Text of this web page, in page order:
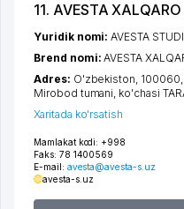
11. AVESTA
Mamlakat kodi: +998
Faks: 78 1400569
E-mail: avesta@avesta-s.uz
avesta-s.uz
Yuridik nomi:AVESTA
Brend nomi:AVESTA
Adres: O'zbekiston, 100060,
Mirobod tumani, ko'chasi
Xaritada ko'rsatish